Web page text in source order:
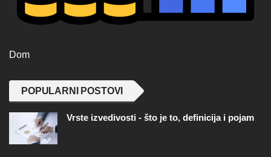
Dom
POPULARNI POSTOVI
Vrste izvedivosti - što je to, definicija i pojam